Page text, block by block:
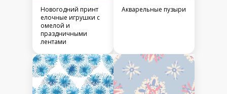
Новогодний принт
елочные игрушки с
омелой и
праздничными
лентами
Акварельные пузыри